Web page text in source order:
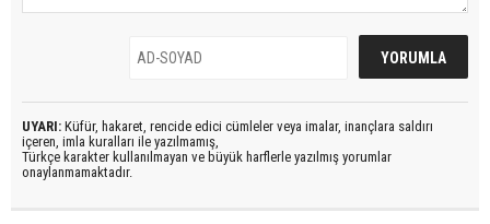
UYARI: Küfür, hakaret, rencide edici cümleler veya imalar, inançlara saldırı
içeren, imla kuralları ile yazılmamış,
Türkçe karakter kullanılmayan ve büyük harflerle yazılmış yorumlar
onaylanmamaktadır.